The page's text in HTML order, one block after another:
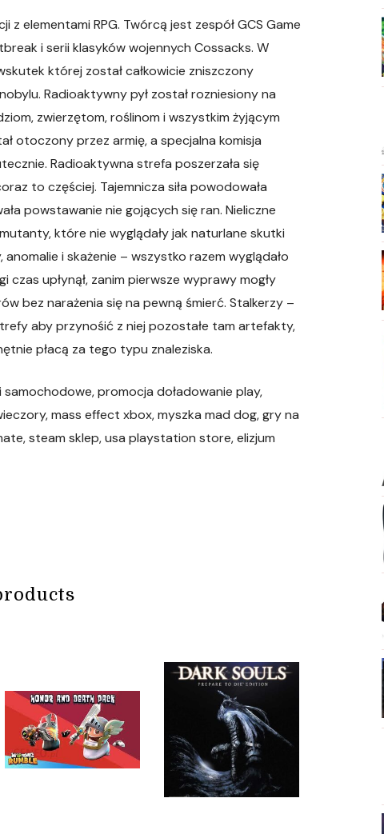
z elementami RPG. Twórcą jest zespół GCS Game
i serii klasyków wojennych Cossacks. W
której został całkowicie zniszczony
Radioaktywny pył został rozniesiony na
zwierzętom, roślinom i wszystkim żyjącym
otoczony przez armię, a specjalna komisja
Radioaktywna strefa poszerzała się
to częściej. Tajemnicza siła powodowała
powstawanie nie gojących się ran. Nieliczne
które nie wyglądały jak naturlane skutki
i skażenie – wszystko razem wyglądało
czas upłynął, zanim pierwsze wyprawy mogły
bez narażenia się na pewną śmierć. Stalkerzy –
aby przynośić z niej pozostałe tam artefakty,
płacą za tego typu znaleziska.
promocja doładowanie play,
mass effect xbox, myszka mad dog, gry na
steam sklep, usa playstation store, elizjum